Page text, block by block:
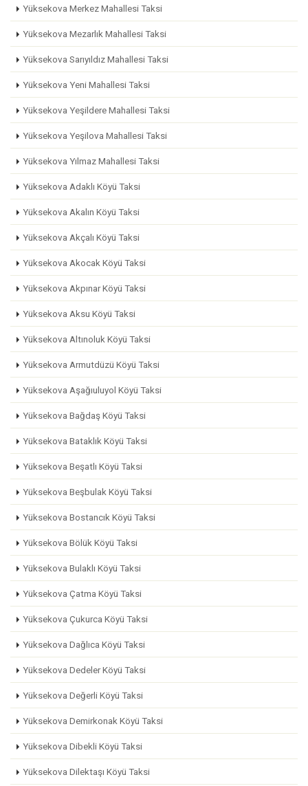
Yüksekova Merkez Mahallesi Taksi
Yüksekova Mezarlık Mahallesi Taksi
Yüksekova Sarıyıldız Mahallesi Taksi
Yüksekova Yeni Mahallesi Taksi
Yüksekova Yeşildere Mahallesi Taksi
Yüksekova Yeşilova Mahallesi Taksi
Yüksekova Yılmaz Mahallesi Taksi
Yüksekova Adaklı Köyü Taksi
Yüksekova Akalın Köyü Taksi
Yüksekova Akçalı Köyü Taksi
Yüksekova Akocak Köyü Taksi
Yüksekova Akpınar Köyü Taksi
Yüksekova Aksu Köyü Taksi
Yüksekova Altınoluk Köyü Taksi
Yüksekova Armutdüzü Köyü Taksi
Yüksekova Aşağıuluyol Köyü Taksi
Yüksekova Bağdaş Köyü Taksi
Yüksekova Bataklık Köyü Taksi
Yüksekova Beşatlı Köyü Taksi
Yüksekova Beşbulak Köyü Taksi
Yüksekova Bostancık Köyü Taksi
Yüksekova Bölük Köyü Taksi
Yüksekova Bulaklı Köyü Taksi
Yüksekova Çatma Köyü Taksi
Yüksekova Çukurca Köyü Taksi
Yüksekova Dağlıca Köyü Taksi
Yüksekova Dedeler Köyü Taksi
Yüksekova Değerli Köyü Taksi
Yüksekova Demirkonak Köyü Taksi
Yüksekova Dibekli Köyü Taksi
Yüksekova Dilektaşı Köyü Taksi